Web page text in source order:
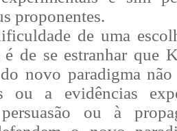
proponentes.
de uma
é de se estranhar que
novo paradigma não
ou a evidências
ou à